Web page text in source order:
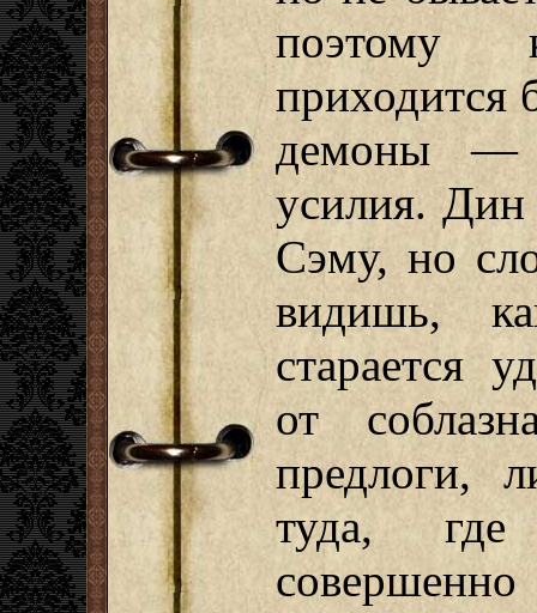
поэтому
приходится
демоны —
усилия. Дин
Сэму, но
видишь,
старается
от
предлоги,
туда,